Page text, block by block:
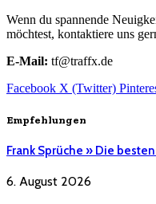
Wenn du spannende
möchtest, kontaktiere uns
E-Mail: tf@traffx.de
Facebook X (Twitter)
Empfehlungen
Frank Sprüche » Die
6. August 2026